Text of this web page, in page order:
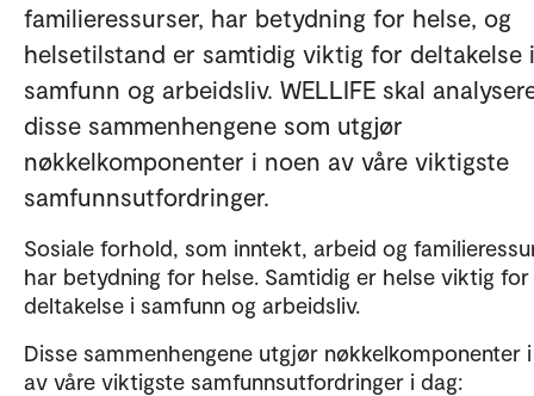
familieressurser, har betydning for helse, og
helsetilstand er samtidig viktig for deltakelse i
samfunn og arbeidsliv. WELLIFE skal
disse sammenhengene som utgjør
nøkkelkomponenter i noen av våre viktigste
samfunnsutfordringer.
Sosiale forhold, som inntekt, arbeid og
har betydning for helse. Samtidig er helse viktig for
deltakelse i samfunn og arbeidsliv.
Disse sammenhengene utgjør nøkkelkomponenter
av våre viktigste samfunnsutfordringer i dag: